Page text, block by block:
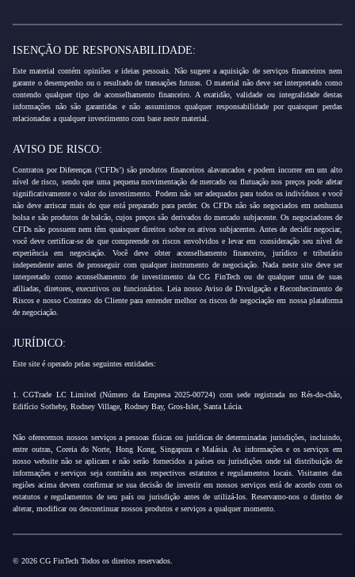
ISENÇÃO DE RESPONSABILIDADE:
Este material contém opiniões e ideias pessoais. Não sugere a aquisição de serviços financeiros nem
garante o desempenho ou o resultado de transações futuras. O material não deve ser interpretado como
contendo qualquer tipo de aconselhamento financeiro. A exatidão, validade ou integralidade destas
informações não são garantidas e não assumimos qualquer responsabilidade por quaisquer perdas
relacionadas a qualquer investimento com base neste material.
AVISO DE RISCO:
Contratos por Diferenças (‘CFDs’) são produtos financeiros alavancados e podem incorrer em um alto
nível de risco, sendo que uma pequena movimentação de mercado ou flutuação nos preços pode afetar
significativamente o valor do investimento. Podem não ser adequados para todos os indivíduos e você
não deve arriscar mais do que está preparado para perder. Os CFDs não são negociados em nenhuma
bolsa e são produtos de balcão, cujos preços são derivados do mercado subjacente. Os negociadores de
CFDs não possuem nem têm quaisquer direitos sobre os ativos subjacentes. Antes de decidir negociar,
você deve certificar-se de que compreende os riscos envolvidos e levar em consideração seu nível de
experiência em negociação. Você deve obter aconselhamento financeiro, jurídico e tributário
independente antes de prosseguir com qualquer instrumento de negociação. Nada neste site deve ser
interpretado como aconselhamento de investimento da CG FinTech ou de qualquer uma de suas
afiliadas, diretores, executivos ou funcionários. Leia nosso Aviso de Divulgação e Reconhecimento de
Riscos e nosso Contrato do Cliente para entender melhor os riscos de negociação em nossa plataforma
de negociação.
JURÍDICO:
Este site é operado pelas seguintes entidades:
1. CGTrade LC Limited (Número da Empresa 2025-00724) com sede registrada no Rés-do-chão,
Edifício Sotheby, Rodney Village, Rodney Bay, Gros-Islet, Santa Lúcia.
Não oferecemos nossos serviços a pessoas físicas ou jurídicas de determinadas jurisdições, incluindo,
entre outras, Coreia do Norte, Hong Kong, Singapura e Malásia. As informações e os serviços em
nosso website não se aplicam e não serão fornecidos a países ou jurisdições onde tal distribuição de
informações e serviços seja contrária aos respectivos estatutos e regulamentos locais. Visitantes das
regiões acima devem confirmar se sua decisão de investir em nossos serviços está de acordo com os
estatutos e regulamentos de seu país ou jurisdição antes de utilizá-los. Reservamo-nos o direito de
alterar, modificar ou descontinuar nossos produtos e serviços a qualquer momento.
© 2026 CG FinTech Todos os direitos reservados.